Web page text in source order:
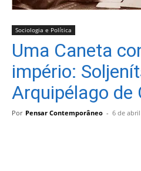
Sociologia e Política
Uma Caneta
império:
Arquipélago de
Por Pensar Contemporâneo - 6 de